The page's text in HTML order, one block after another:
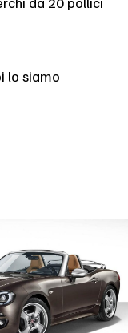
lo siamo